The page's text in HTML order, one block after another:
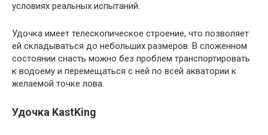
условиях реальных испытаний.
Удочка имеет телескопическое строение, что позволяет
ей складываться до небольших размеров. В сложенном
состоянии снасть можно без проблем транспортировать
к водоему и перемещаться с ней по всей акватории к
желаемой точке лова.
Удочка KastKing